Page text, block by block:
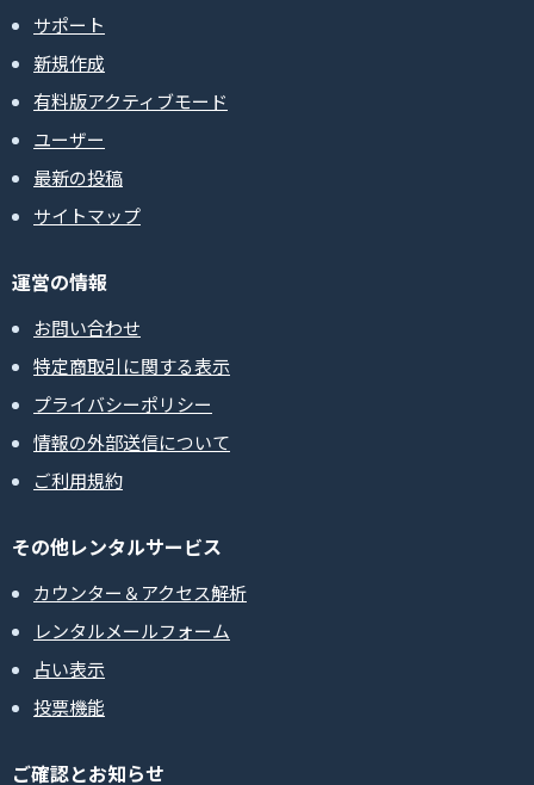
サポート
新規作成
有料版アクティブモード
ユーザー
最新の投稿
サイトマップ
運営の情報
お問い合わせ
特定商取引に関する表示
プライバシーポリシー
情報の外部送信について
ご利用規約
その他レンタルサービス
カウンター＆アクセス解析
レンタルメールフォーム
占い表示
投票機能
ご確認とお知らせ